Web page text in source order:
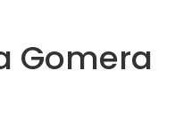
Gomera